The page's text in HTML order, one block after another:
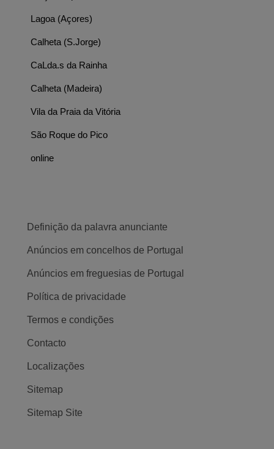
Lagoa (Açores)
Calheta (S.Jorge)
CaLda.s da Rainha
Calheta (Madeira)
Vila da Praia da Vitória
São Roque do Pico
online
Definição da palavra anunciante
Anúncios em concelhos de Portugal
Anúncios em freguesias de Portugal
Política de privacidade
Termos e condições
Contacto
Localizações
Sitemap
Sitemap Site